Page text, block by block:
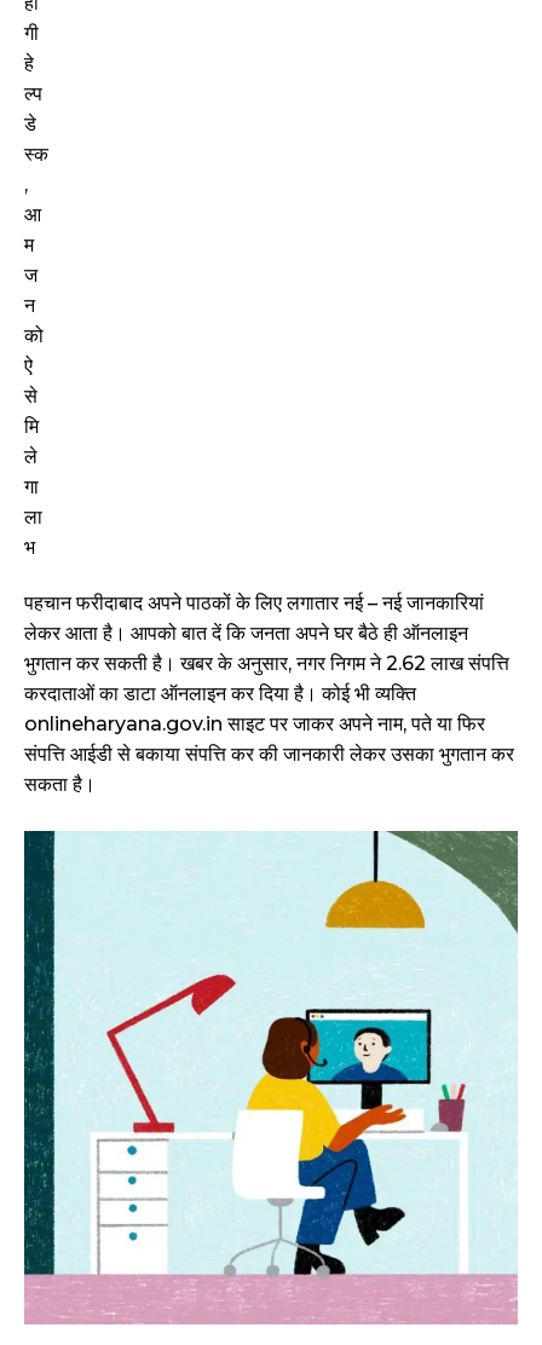
पहचान फरीदाबाद अपने पाठकों के लिए लगातार नई – नई जानकारियां
लेकर आता है। आपको बात दें कि जनता अपने घर बैठे ही ऑनलाइन
भुगतान कर सकती है। खबर के अनुसार, नगर निगम ने 2.62 लाख संपत्ति
करदाताओं का डाटा ऑनलाइन कर दिया है। कोई भी व्यक्ति
onlineharyana.gov.in साइट पर जाकर अपने नाम, पते या फिर
संपत्ति आईडी से बकाया संपत्ति कर की जानकारी लेकर उसका भुगतान कर
सकता है।